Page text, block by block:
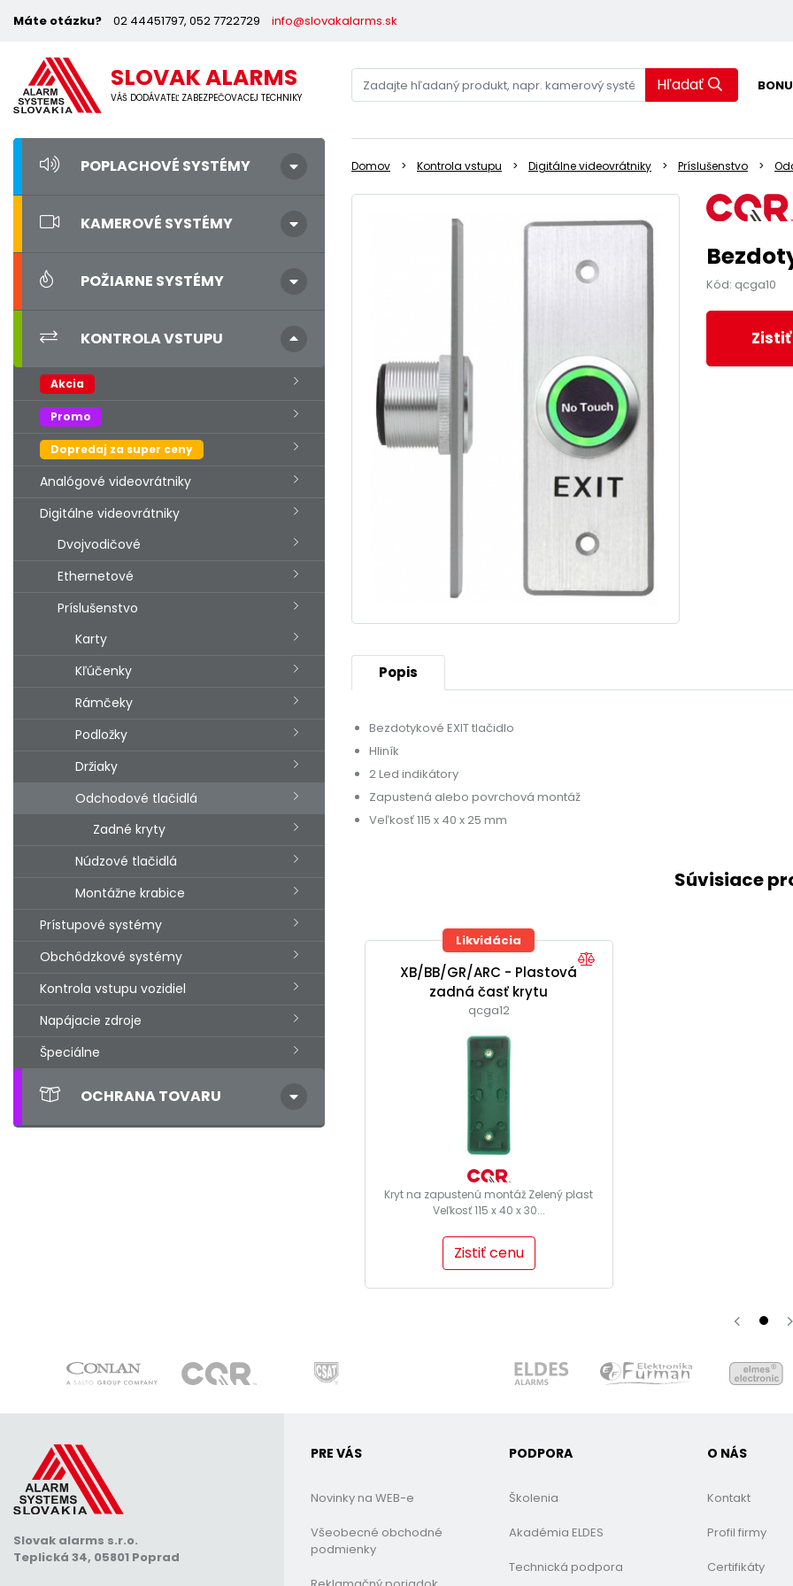
Máte otázku? 02 44451797, 052 7722729 info@slovakalarms.sk
SLOVAK ALARMS
VÁŠ DODÁVATEĽ ZABEZPEČOVACEJ TECHNIKY
Hľadať
POPLACHOVÉ SYSTÉMY
KAMEROVÉ SYSTÉMY
POŽIARNE SYSTÉMY
KONTROLA VSTUPU
Akcia
Promo
Dopredaj za super ceny
Analógové videovrátniky
Digitálne videovrátniky
Dvojvodičové
Ethernetové
Príslušenstvo
Karty
Kľúčenky
Rámčeky
Podložky
Držiaky
Odchodové tlačidlá
Zadné kryty
Núdzové tlačidlá
Montážne krabice
Prístupové systémy
Obchôdzkové systémy
Kontrola vstupu vozidiel
Napájacie zdroje
Špeciálne
OCHRANA TOVARU
Domov Kontrola vstupu Digitálne videovrátniky Príslušenstvo
Kód: qcga10
Popis
Bezdotykové EXIT tlačidlo
Hliník
2 Led indikátory
Zapustená alebo povrchová montáž
Veľkosť 115 x 40 x 25 mm
Súvisiace
Likvidácia
XB/BB/GR/ARC - Plastová
zadná časť krytu
qcga12
Kryt na zapustenú montáž Zelený plast
Veľkosť 115 x 40 x 30...
Zistiť cenu
Slovak alarms s.r.o.
Teplická 34, 05801 Poprad
PRE VÁS
Novinky na WEB-e
Všeobecné obchodné
podmienky
PODPORA
Školenia
Akadémia ELDES
Technická podpora
O NÁS
Kontakt
Profil firmy
Certifikáty